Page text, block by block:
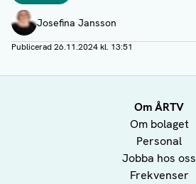
Författare
Josefina Jansson
Visa profil
Publicerad26.11.2024 kl. 13:51
Om ÅRTV
Om bolaget
Personal
Jobba hos oss
Frekvenser